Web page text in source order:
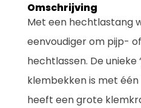
Omschrijving
Met een hechtlastang
eenvoudiger om pijp-
hechtlassen. De
klembekken is met
heeft een grote